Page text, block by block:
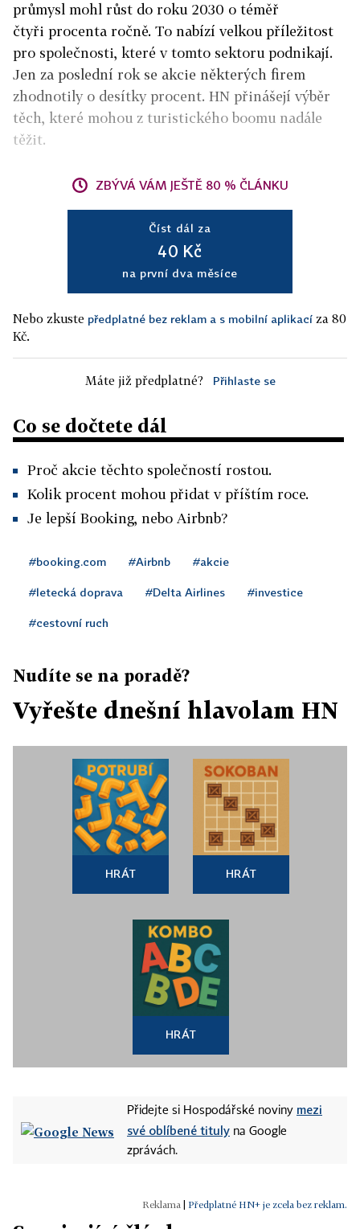
průmysl mohl růst do roku 2030 o téměř
čtyři procenta ročně. To nabízí velkou příležitost
pro společnosti, které v tomto sektoru podnikají.
Jen za poslední rok se akcie některých firem
zhodnotily o desítky procent. HN přinášejí výběr
těch, které mohou z turistického boomu nadále
těžit.
ZBÝVÁ VÁM JEŠTĚ 80 % ČLÁNKU
Číst dál za
40 Kč
na první dva měsíce
Nebo zkuste předplatné bez reklam a s mobilní aplikací za 80
Kč.
Máte již předplatné? Přihlaste se
Co se dočtete dál
Proč akcie těchto společností rostou.
Kolik procent mohou přidat v příštím roce.
Je lepší Booking, nebo Airbnb?
#booking.com #Airbnb #akcie
#letecká doprava #Delta Airlines #investice
#cestovní ruch
Nudíte se na poradě?
Vyřešte dnešní hlavolam HN
HRÁT HRÁT
HRÁT
Přidejte si Hospodářské noviny mezi
své oblíbené tituly na Google
zprávách.
Předplatné HN+ je zcela bez reklam.